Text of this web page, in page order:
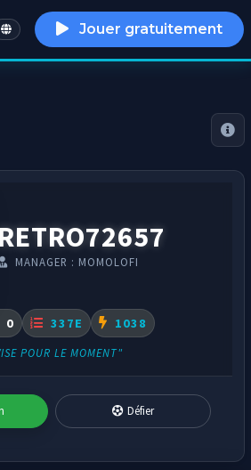
English Jouer gratuitement
RETRO72657
MANAGER : MOMOLOFI
0 337E 1038
POUR LE MOMENT"
Défier